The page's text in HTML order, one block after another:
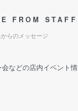
FROM STAFF
からのメッセージ
などの店内イベント